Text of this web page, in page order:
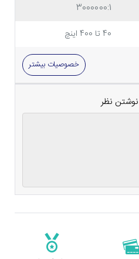
3000000:1
40 تا 400 اینچ
خصوصیات بیشتر
نوشتن نظر